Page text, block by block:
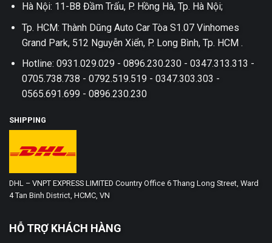
Hà Nội: 11-B8 Đầm Trấu, P. Hồng Hà, Tp. Hà Nội;
Tp. HCM: Thành Dũng Auto Car Tòa S1.07 Vinhomes
Grand Park, 512 Nguyễn Xiển, P. Long Bình, Tp. HCM .
Hotline: 0931.029.029 - 0896.230.230 - 0347.313.313 -
0705.738.738 - 0792.519.519 - 0347.303.303 -
0565.691.699 - 0896.230.230
SHIPPING
DHL – VNPT EXPRESS LIMITED Country Office 6 Thang Long Street, Ward
4 Tan Binh District, HCMC, VN
HỖ TRỢ KHÁCH HÀNG